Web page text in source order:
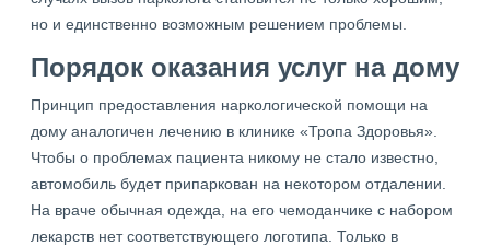
но и единственно возможным решением проблемы.
Порядок оказания услуг на дому
Принцип предоставления наркологической помощи на
дому аналогичен лечению в клинике «Тропа Здоровья».
Чтобы о проблемах пациента никому не стало известно,
автомобиль будет припаркован на некотором отдалении.
На враче обычная одежда, на его чемоданчике с набором
лекарств нет соответствующего логотипа. Только в